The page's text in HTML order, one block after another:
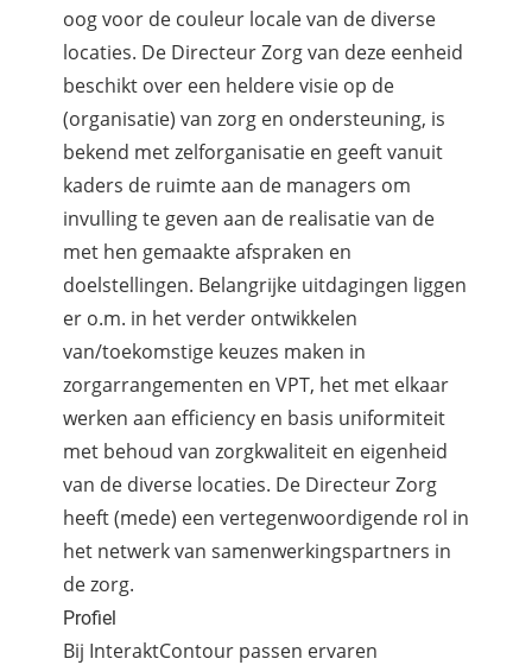
oog voor de couleur locale van de diverse
locaties. De Directeur Zorg van deze eenheid
beschikt over een heldere visie op de
(organisatie) van zorg en ondersteuning, is
bekend met zelforganisatie en geeft vanuit
kaders de ruimte aan de managers om
invulling te geven aan de realisatie van de
met hen gemaakte afspraken en
doelstellingen. Belangrijke uitdagingen liggen
er o.m. in het verder ontwikkelen
van/toekomstige keuzes maken in
zorgarrangementen en VPT, het met elkaar
werken aan efficiency en basis uniformiteit
met behoud van zorgkwaliteit en eigenheid
van de diverse locaties. De Directeur Zorg
heeft (mede) een vertegenwoordigende rol in
het netwerk van samenwerkingspartners in
de zorg.
Profiel
Bij InteraktContour passen ervaren